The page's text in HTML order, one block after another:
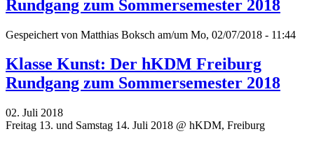
Rundgang zum Sommersemester 2018
Gespeichert von Matthias Boksch am/um Mo, 02/07/2018 - 11:44
Klasse Kunst: Der hKDM Freiburg
Rundgang zum Sommersemester 2018
02. Juli 2018
Freitag 13. und Samstag 14. Juli 2018 @ hKDM, Freiburg